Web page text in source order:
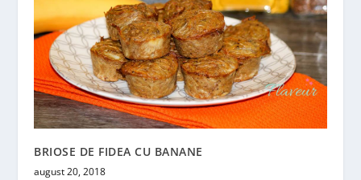
BRIOSE DE FIDEA CU BANANE
august 20, 2018